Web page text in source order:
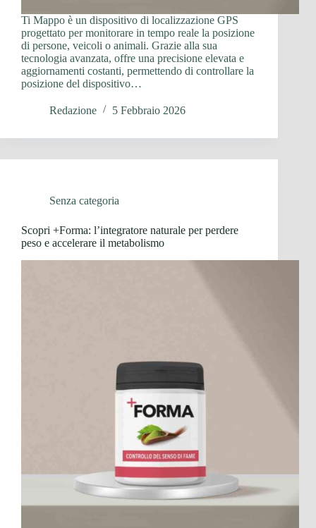
Ti Mappo è un dispositivo di localizzazione GPS
progettato per monitorare in tempo reale la posizione
di persone, veicoli o animali. Grazie alla sua
tecnologia avanzata, offre una precisione elevata e
aggiornamenti costanti, permettendo di controllare la
posizione del dispositivo…
Redazione 5 Febbraio 2026
Senza categoria
Scopri +Forma: l’integratore naturale per perdere
peso e accelerare il metabolismo